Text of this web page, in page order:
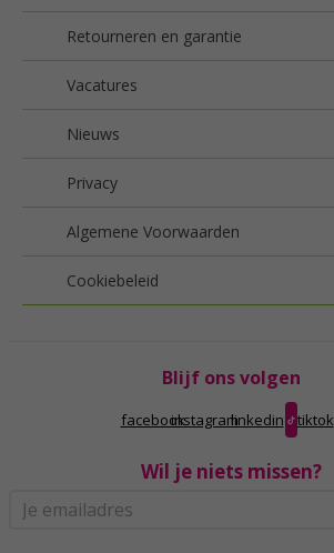
Retourneren en garantie
Vacatures
Nieuws
Privacy
Algemene Voorwaarden
Cookiebeleid
Blijf ons volgen
facebookinstagramlinkedin tiktok
Wil je niets missen?